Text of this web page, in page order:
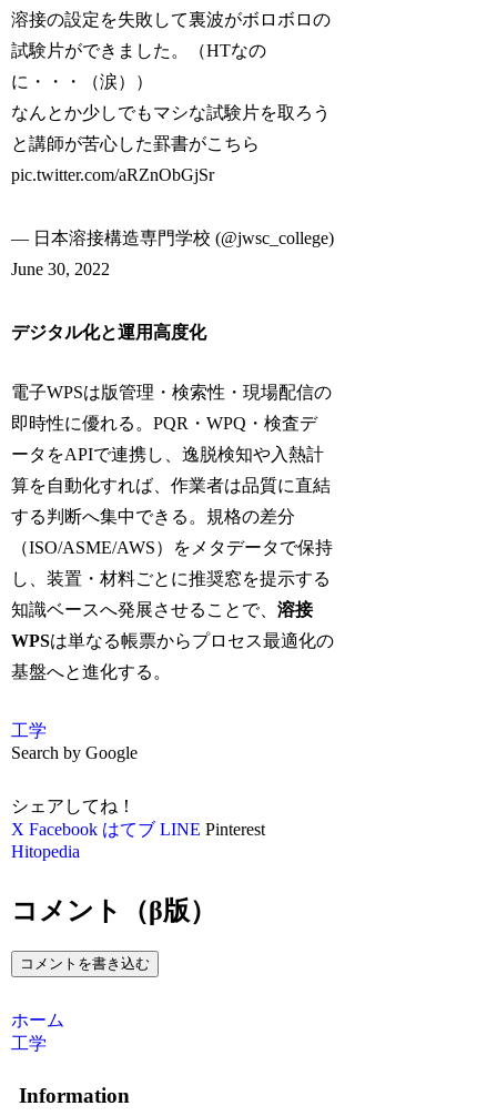
溶接の設定を失敗して裏波がボロボロの
試験片ができました。（HTなの
に・・・（涙））
なんとか少しでもマシな試験片を取ろう
と講師が苦心した罫書がこちら
pic.twitter.com/aRZnObGjSr
— 日本溶接構造専門学校 (@jwsc_college)
June 30, 2022
デジタル化と運用高度化
電子WPSは版管理・検索性・現場配信の
即時性に優れる。PQR・WPQ・検査デ
ータをAPIで連携し、逸脱検知や入熱計
算を自動化すれば、作業者は品質に直結
する判断へ集中できる。規格の差分
（ISO/ASME/AWS）をメタデータで保持
し、装置・材料ごとに推奨窓を提示する
知識ベースへ発展させることで、溶接
WPSは単なる帳票からプロセス最適化の
基盤へと進化する。
工学
Search by Google
シェアしてね！
X Facebook はてブ LINE Pinterest
Hitopedia
コメント（β版）
コメントを書き込む
ホーム
工学
Information